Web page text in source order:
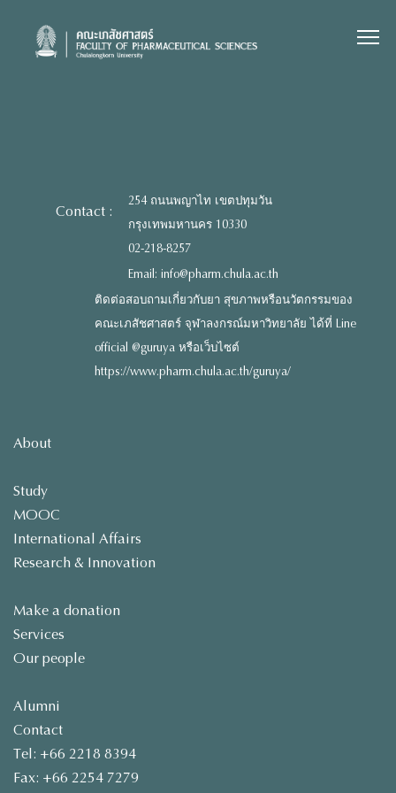
content
Contact :
254 ถนนพญาไท เขตปทุมวัน
กรุงเทพมหานคร 10330
02-218-8257
Email: info@pharm.chula.ac.th
ติดต่อสอบถามเกี่ยวกับยา สุขภาพหรือนวัตกรรมของ
คณะเภสัชศาสตร์ จุฬาลงกรณ์มหาวิทยาลัย ได้ที่ Line
official @guruya หรือเว็บไซต์
https://www.pharm.chula.ac.th/guruya/
About
Study
MOOC
International Affairs
Research & Innovation
Make a donation
Services
Our people
Alumni
Contact
Tel: +66 2218 8394
Fax: +66 2254 7279